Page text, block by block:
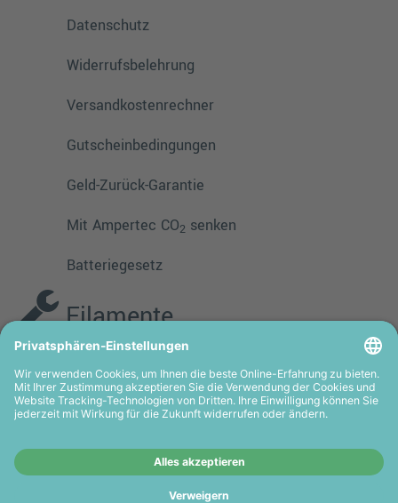
Datenschutz
Widerrufsbelehrung
Versandkostenrechner
Gutscheinbedingungen
Geld-Zurück-Garantie
Mit Ampertec CO2 senken
Batteriegesetz
Filamente
ASA PLA HIPS PMMA PETG PVA TPE